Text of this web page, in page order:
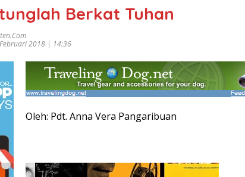
Berkat Tuhan
2018 | 14:36
Oleh: Pdt. Anna Vera Pangaribuan